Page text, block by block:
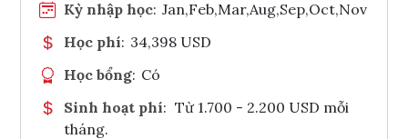
Kỳ nhập học: Jan,Feb,Mar,Aug,Sep,Oct,Nov
Học phí: 34,398 USD
Học bổng: Có
Sinh hoạt phí: Từ 1.700 - 2.200 USD mỗi
tháng.